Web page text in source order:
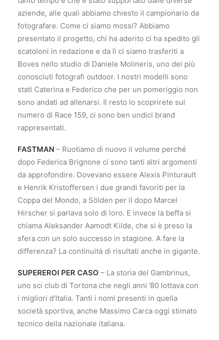
aziende, alle quali abbiamo chiesto il campionario da
fotografare. Come ci siamo mossi? Abbiamo
presentato il progetto, chi ha aderito ci ha spedito gli
scatoloni in redazione e da lì ci siamo trasferiti a
Boves nello studio di Daniele Molineris, uno dei più
conosciuti fotografi outdoor. I nostri modelli sono
stati Caterina e Federico che per un pomeriggio non
sono andati ad allenarsi. Il resto lo scoprirete sul
numero di Race 159, ci sono ben undici brand
rappresentati.
FASTMAN – Ruotiamo di nuovo il volume perché
dopo Federica Brignone ci sono tanti altri argomenti
da approfondire. Dovevano essere Alexis Pinturault
e Henrik Kristoffersen i due grandi favoriti per la
Coppa del Mondo, a Sölden per il dopo Marcel
Hirscher si parlava solo di loro. E invece la beffa si
chiama Aleksander Aamodt Kilde, che si è preso la
sfera con un solo successo in stagione. A fare la
differenza? La continuità di risultati anche in gigante.
SUPEREROI PER CASO – La storia del Gambrinus,
uno sci club di Tortona che negli anni ’80 lottava con
i migliori d’Italia. Tanti i nomi presenti in quella
società sportiva, anche Massimo Carca oggi stimato
tecnico della nazionale italiana.